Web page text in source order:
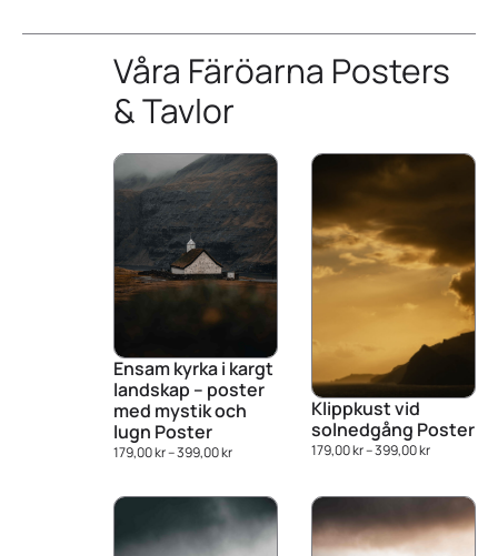
Våra Färöarna Posters
& Tavlor
Ensam kyrka i kargt
landskap – poster
med mystik och
lugn Poster
179,00kr–399,00kr
Klippkust vid
solnedgång Poster
179,00kr–399,00kr